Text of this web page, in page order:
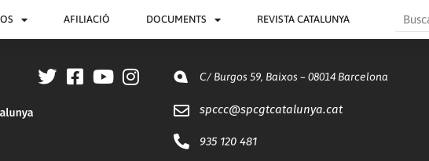
AFILIACIÓ DOCUMENTS REVISTA CATALUNYA Search
C/ Burgos 59, Baixos – 08014 Barcelona
spccc@spcgtcatalunya.cat
935 120 481